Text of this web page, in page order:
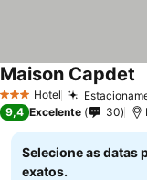
3 EstrelasHotel
Maison Capdet
9,4 Excelente 30
Selecione as datas
exatos.